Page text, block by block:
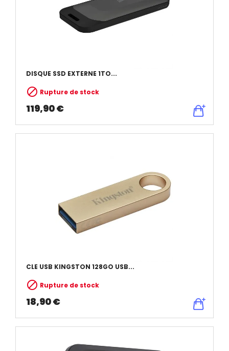
DISQUE SSD EXTERNE 1TO...
 Rupture de stock
119,90 €
CLE USB KINGSTON 128GO USB...
 Rupture de stock
18,90 €